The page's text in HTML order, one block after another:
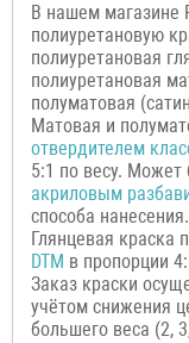
В нашем магазине
полиуретановую
полиуретановая
полиуретановая
полуматовая
Матовая и
отвердителем
5:1 по весу.
акриловым
способа нанесения.
Глянцевая краска
DTM в пропорции
Заказ краски
учётом снижения
большего веса (2,